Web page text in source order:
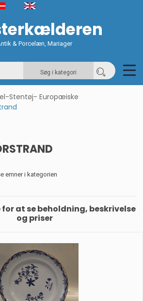
& Porcelæn, Mariager
Søg i kategori
Stentøj- Europæiske
emner i kategorien
at se beholdning, beskrivelse
og priser